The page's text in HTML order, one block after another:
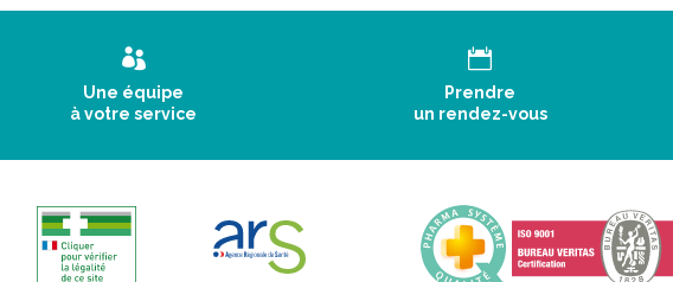
Conseils d' utilisation :
Une équipe
à votre service
Prendre
un rendez-vous